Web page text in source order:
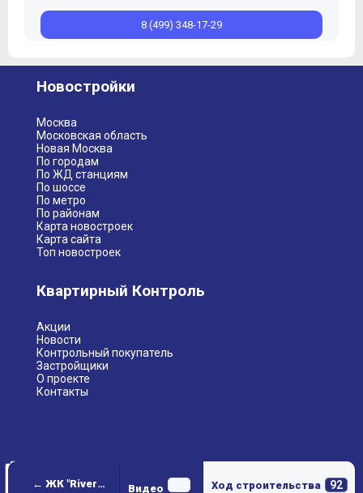
← ЖК "RiverSky" (РиверСкай) Видео Ход строительства 92
8 (499) 348-17-29
Новостройки
Москва
Московская область
Новая Москва
По городам
По ЖД станциям
По шоссе
По метро
По районам
Карта новостроек
Карта сайта
Топ новостроек
Квартирный Контроль
Акции
Новости
Контрольный покупатель
Застройщики
О проекте
Контакты